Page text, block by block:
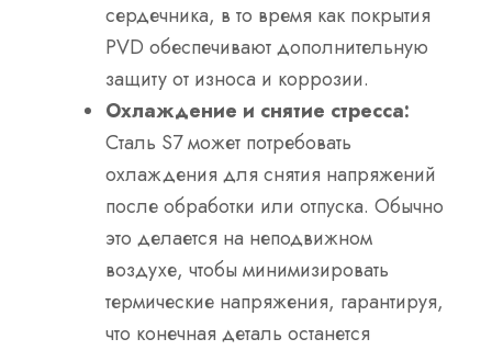
сердечника, в то время как покрытия
PVD обеспечивают дополнительную
защиту от износа и коррозии.
Охлаждение и снятие стресса:
Сталь S7 может потребовать
охлаждения для снятия напряжений
после обработки или отпуска. Обычно
это делается на неподвижном
воздухе, чтобы минимизировать
термические напряжения, гарантируя,
что конечная деталь останется